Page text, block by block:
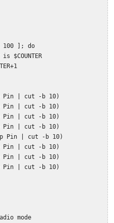
100 ]; do
is $COUNTER
Pin | cut -b 10)
Pin | cut -b 10)
Pin | cut -b 10)
Pin | cut -b 10)
Pin | cut -b 10)
Pin | cut -b 10)
Pin | cut -b 10)
Pin | cut -b 10)
mode